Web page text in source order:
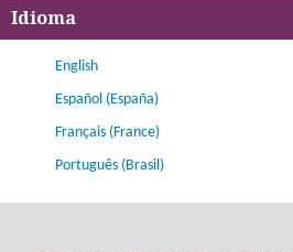
Idioma
English
Español (España)
Français (France)
Português (Brasil)